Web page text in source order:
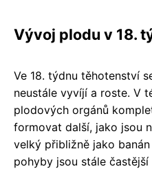
Vývoj plodu v 18.
Ve 18. týdnu těhotenství
neustále vyvíjí a roste. V
plodových orgánů
formovat další, jako jsou
velký přibližně jako
pohyby jsou stále